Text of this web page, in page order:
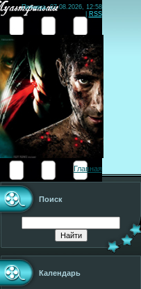
Пятница, 07.08.2026, 12:58
RSS
Главная
Поиск
Календарь